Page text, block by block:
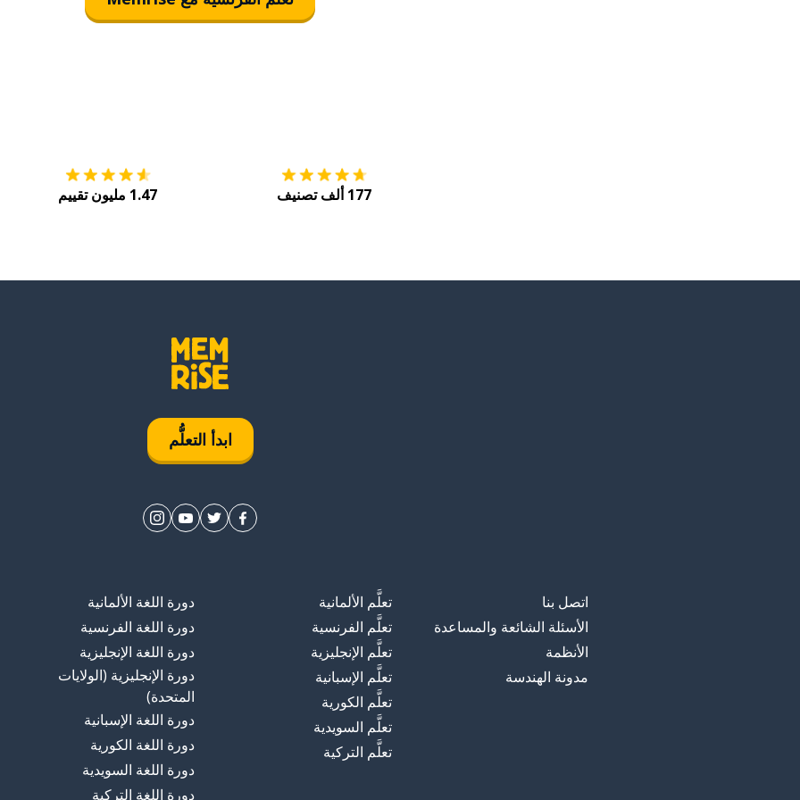
177 ألف تصنيف 1.47 مليون تقييم
ابدأ التعلُّم
اتصل بنا
الأسئلة الشائعة والمساعدة
الأنظمة
مدونة الهندسة
تعلَّم الألمانية
تعلَّم الفرنسية
تعلَّم الإنجليزية
تعلَّم الإسبانية
تعلَّم الكورية
تعلَّم السويدية
تعلَّم التركية
دورة اللغة الألمانية
دورة اللغة الفرنسية
دورة اللغة الإنجليزية
دورة الإنجليزية (الولايات
المتحدة)
دورة اللغة الإسبانية
دورة اللغة الكورية
دورة اللغة السويدية
دورة اللغة التركية